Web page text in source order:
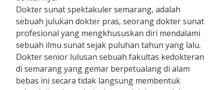
Dokter sunat spektakuler semarang, adalah
sebuah julukan dokter pras, seorang dokter sunat
profesional yang mengkhususkan diri mendalami
sebuah ilmu sunat sejak puluhan tahun yang lalu.
Dokter senior lulusan sebuah fakultas kedokteran
di semarang yang gemar berpetualang di alam
bebas ini secara tidak langsung membentuk